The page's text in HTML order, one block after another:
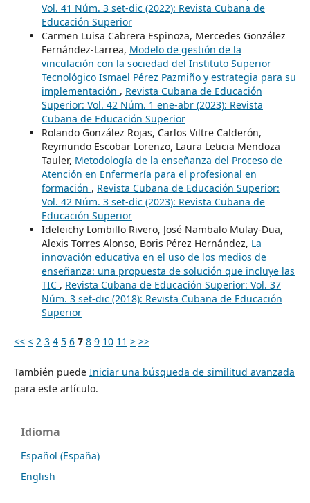
Vol. 41 Núm. 3 set-dic (2022): Revista Cubana de
Educación Superior
Carmen Luisa Cabrera Espinoza, Mercedes González
Fernández-Larrea, Modelo de gestión de la
vinculación con la sociedad del Instituto Superior
Tecnológico Ismael Pérez Pazmiño y estrategia para su
implementación , Revista Cubana de Educación
Superior: Vol. 42 Núm. 1 ene-abr (2023): Revista
Cubana de Educación Superior
Rolando González Rojas, Carlos Viltre Calderón,
Reymundo Escobar Lorenzo, Laura Leticia Mendoza
Tauler, Metodología de la enseñanza del Proceso de
Atención en Enfermería para el profesional en
formación , Revista Cubana de Educación Superior:
Vol. 42 Núm. 3 set-dic (2023): Revista Cubana de
Educación Superior
Ideleichy Lombillo Rivero, José Nambalo Mulay-Dua,
Alexis Torres Alonso, Boris Pérez Hernández, La
innovación educativa en el uso de los medios de
enseñanza: una propuesta de solución que incluye las
TIC , Revista Cubana de Educación Superior: Vol. 37
Núm. 3 set-dic (2018): Revista Cubana de Educación
Superior
<< < 2 3 4 5 6 7 8 9 10 11 > >>
También puede Iniciar una búsqueda de similitud avanzada
para este artículo.
Idioma
Español (España)
English